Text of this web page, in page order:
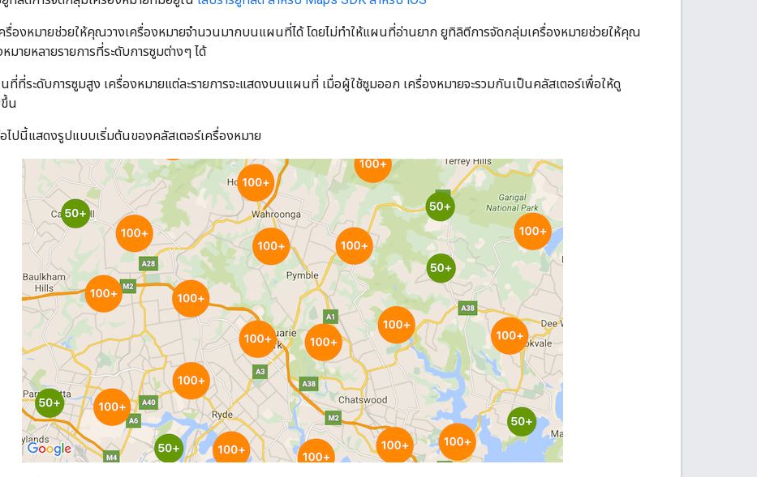
ครื่องหมายช่วยให้คุณวางเครื่องหมายจำนวนมากบนแผนที่ได้ โดยไม่ทำให้แผนที่อ่านยาก ยูทิลิตีการจัดกลุ่มเครื่องหมายช่วยให้คุณ
หมายหลายรายการที่ระดับการซูมต่างๆ ได้
นที่ที่ระดับการซูมสูง เครื่องหมายแต่ละรายการจะแสดงบนแผนที่ เมื่อผู้ใช้ซูมออก เครื่องหมายจะรวมกันเป็นคลัสเตอร์เพื่อให้ดู
ขึ้น
อไปนี้แสดงรูปแบบเริ่มต้นของคลัสเตอร์เครื่องหมาย